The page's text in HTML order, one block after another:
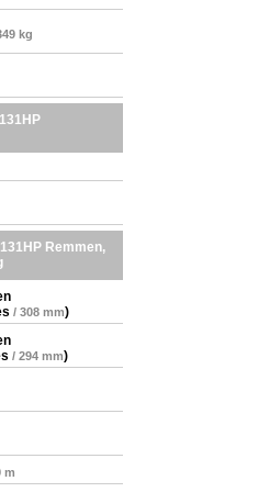
kg
Remmen,
/ 308 mm)
/ 294 mm)
m